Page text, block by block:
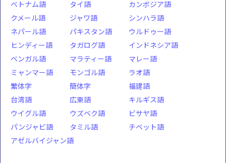
ベトナム語
タイ語
カンボジア語
クメール語
ジャワ語
シンハラ語
ネパール語
パキスタン語
ウルドゥー語
ヒンディー語
タガログ語
インドネシア語
ベンガル語
マラティー語
マレー語
ミャンマー語
モンゴル語
ラオ語
繁体字
簡体字
福建語
台湾語
広東語
キルギス語
ウイグル語
ウズベク語
ビサヤ語
パンジャビ語
タミル語
チベット語
アゼルバイジャン語